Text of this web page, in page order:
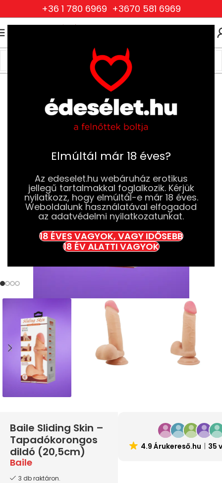
Elmúltál már 18 éves?
Az edeselet.hu webáruház erotikus
jellegű tartalmakkal foglalkozik. Kérjük
nyilatkozz, hogy elmúltál-e már 18 éves.
Weboldalunk használatával elfogadod
az adatvédelmi nyilatkozatunkat.
18 ÉVES VAGYOK, VAGY IDŐSEBB
18 ÉV ALATTI VAGYOK
+36 1 780 6969 +3670 581 6969
Szexjátékok Dildók
Realisztikus Dildók
Baile Sliding Skin –
Tapadókorongos
dildó (20,5cm)
Baile
3 db raktáron.
4.9 Árukereső.hu 35